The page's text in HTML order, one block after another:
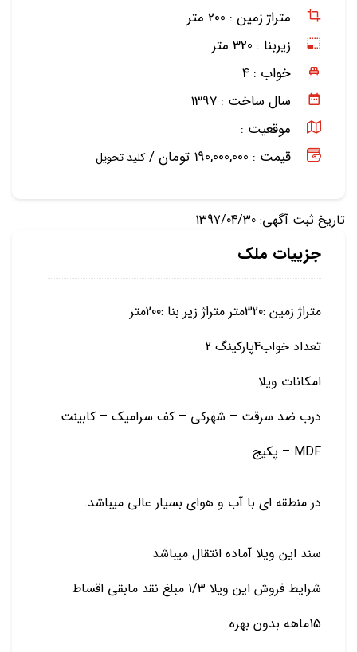
متراژ زمین : 200 متر
زیربنا : 320 متر
خواب : 4
سال ساخت : 1397
موقعیت :
قیمت : 190,000,000 تومان /
کلید تحویل
تاریخ ثبت آگهی: 1397/04/30
جزییات ملک
متراژ زمین :320متر متراژ زیر بنا :200متر
تعداد خواب4پارکینگ 2
امکانات ویلا
درب ضد سرقت – شهرکی – کف سرامیک – کابینت
MDF – پکیج
در منطقه ای با آب و هوای بسیار عالی میباشد.
سند این ویلا آماده انتقال میباشد
شرایط فروش این ویلا ۱/۳ مبلغ نقد مابقی اقساط
15ماهه بدون بهره